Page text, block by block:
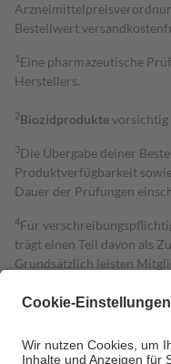
Bestell­wert
1 Eine pharmazeutische
Herstellers.
2Biozidproduktevorsichtig
3Die Übergabe deiner
Produktverfügbarkeit
Dauer der Prüfungen
4Für
trägt einen Teil davon als
Grundsätzlich leisten
Diese Regeln gelten
Um das Engagement der
• Kindern und